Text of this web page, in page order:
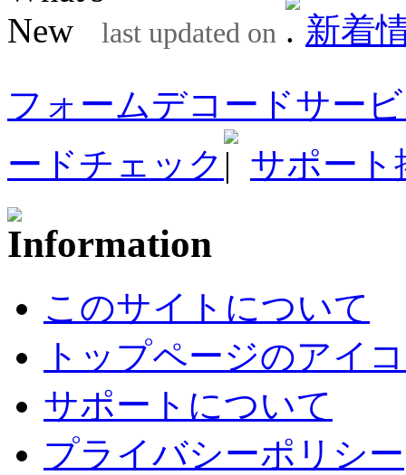
last updated on
新着
フォームデコードサー
ードチェック
サポート
このサイトについて
トップページのアイ
サポートについて
プライバシーポリシー